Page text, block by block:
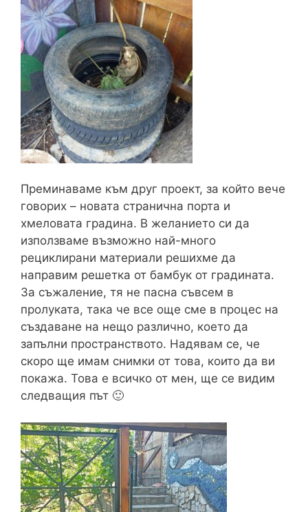
Преминаваме към друг проект, за който вече
говорих – новата странична порта и
хмеловата градина. В желанието си да
използваме възможно най-много
рециклирани материали решихме да
направим решетка от бамбук от градината.
За съжаление, тя не пасна съвсем в
пролуката, така че все още сме в процес на
създаване на нещо различно, което да
запълни пространството. Надявам се, че
скоро ще имам снимки от това, които да ви
покажа. Това е всичко от мен, ще се видим
следващия път 🙂